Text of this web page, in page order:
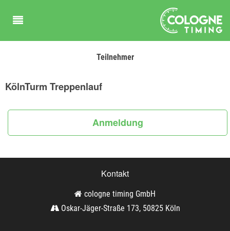
Teilnehmer
KölnTurm Treppenlauf
Anmeldung
Kontakt
cologne timing GmbH
Oskar-Jäger-Straße 173, 50825 Köln